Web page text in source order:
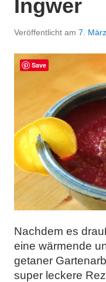
Ingwer
Veröffentlicht am 7.
Nachdem es
eine wärmende
getaner
super leckere
Save